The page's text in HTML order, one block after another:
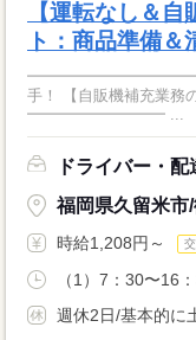
【運転なし＆
ト：商品準備＆
手！ 【自販機補充
━━━━━━━━━ ...
ドライバー・配
福岡県久留米市/
時給1,208円～
（1）7：30〜16
週休2日/基本的に